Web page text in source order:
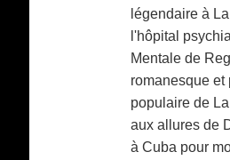
légendaire à
l'hôpital
Mentale de
romanesque
populaire de
aux allures de
à Cuba pour